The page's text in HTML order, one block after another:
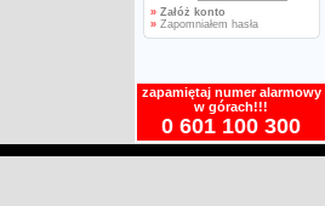
» Załóż konto
»Zapomniałem hasła
zapamiętaj numer alarmowy
w górach!!!
0 601 100 300